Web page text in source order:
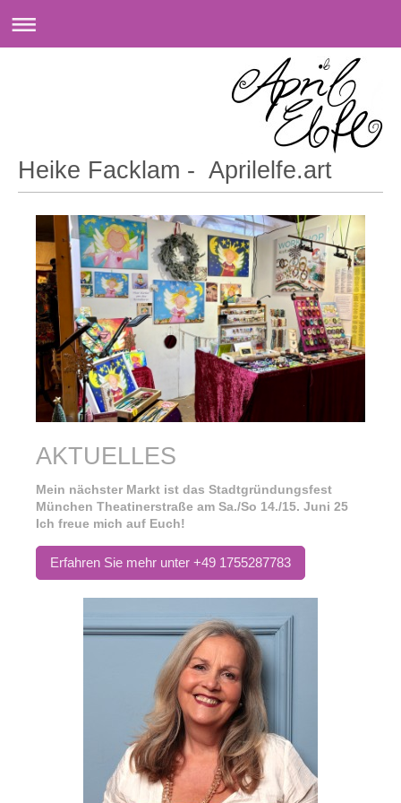
Heike Facklam - Aprilelfe.art
AKTUELLES
Mein nächster Markt ist das Stadtgründungsfest
München Theatinerstraße am Sa./So 14./15. Juni 25
Ich freue mich auf Euch!
Erfahren Sie mehr unter +49 1755287783